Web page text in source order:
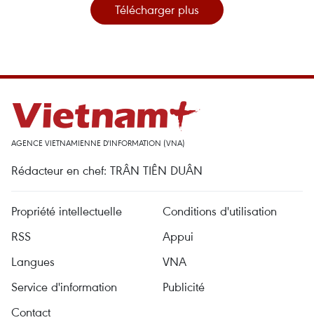
Télécharger plus
AGENCE VIETNAMIENNE D'INFORMATION (VNA)
Rédacteur en chef: TRÂN TIÊN DUÂN
Propriété intellectuelle
Conditions d'utilisation
RSS
Appui
Langues
VNA
Service d'information
Publicité
Contact